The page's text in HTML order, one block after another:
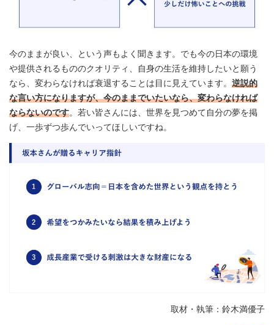
今のままが良い、という声もよく聞きます。でも今の日本の環境
や提供されるもののクオリティ、自身の生活を維持したいと願う
なら、変わらなければ衰退することは目に見えています。 逆説的
な言い方になりますが、今のままでいたいなら、変わらなければ
ならないのです。若い皆さんには、世界を見つめて自分の夢を掲
げ、一歩ずつ歩んでいってほしいですね。
取材・執筆：鈴木満優子